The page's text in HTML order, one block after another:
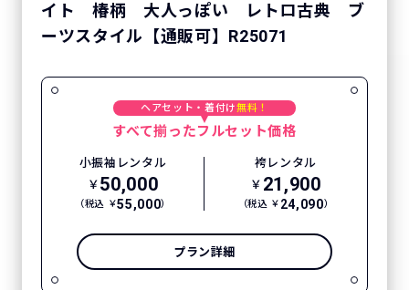
イト 椿柄 大人っぽい レトロ古典 ブ
ーツスタイル【通販可】R25071
ヘアセット・着付け無料！
すべて揃ったフルセット価格
小振袖レンタル
￥ 50,000
（税込 ￥55,000）
袴レンタル
￥ 21,900
（税込 ￥ 24,090）
プラン詳細